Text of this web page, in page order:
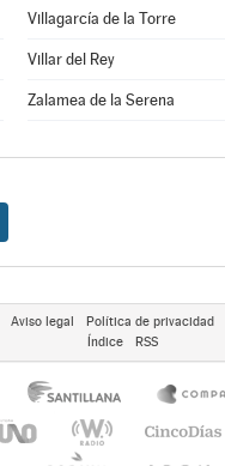
Villagarcía de la Torre
Villar del Rey
Zalamea de la Serena
Aviso legal Política de privacidad
Índice
RSS